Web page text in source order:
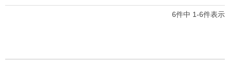
6件中 1-6件表示